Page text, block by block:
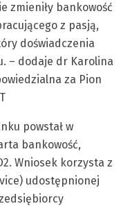
zmieniły bankowość
z pasją,
doświadczenia
– dodaje dr Karolina
za Pion
powstał w
bankowość,
Wniosek korzysta z
udostępnionej